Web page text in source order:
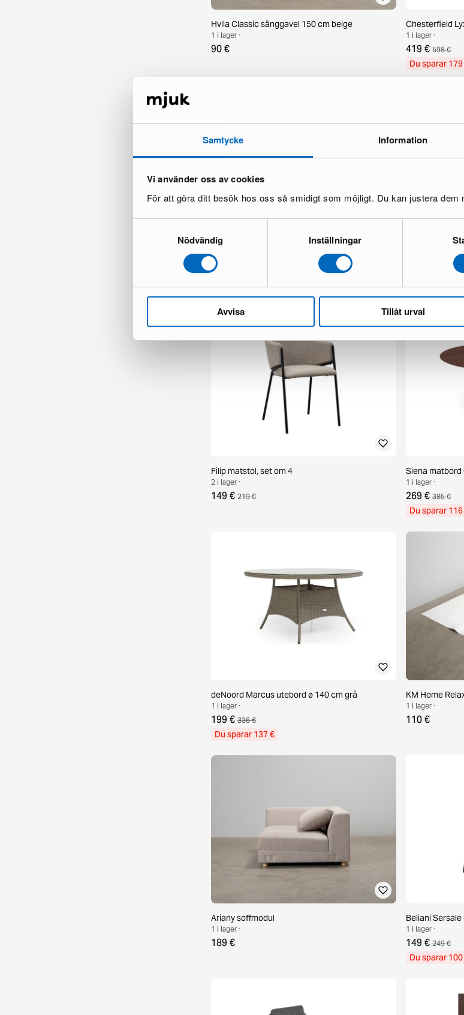
Samtycke Information
Vi använder oss av cookies
För att göra ditt besök hos oss så smidigt som möjligt. Du kan justera dem
Nödvändig Inställningar
Avvisa Tillåt urval
Hvila Classic sänggavel 150 cm beige
1 i lager ·
90 €
Chesterfield
1 i lager ·
419 € 598 €
Du sparar
Chesterfield Lyx fåtölj mörkbrun skinn
1 i lager ·
335 €
Du sparar 146 € Du sparar
Filip matstol, set om 4
2 i lager ·
149 € 219 €
Siena matbord
1 i lager ·
269 € 385 €
Du sparar
deNoord Marcus utebord ø 140 cm grå
1 i lager ·
199 € 336 €
Du sparar 137 €
KM Home
1 i lager ·
110 €
Ariany soffmodul
1 i lager ·
189 €
Beliani
1 i lager ·
149 € 249 €
Du sparar